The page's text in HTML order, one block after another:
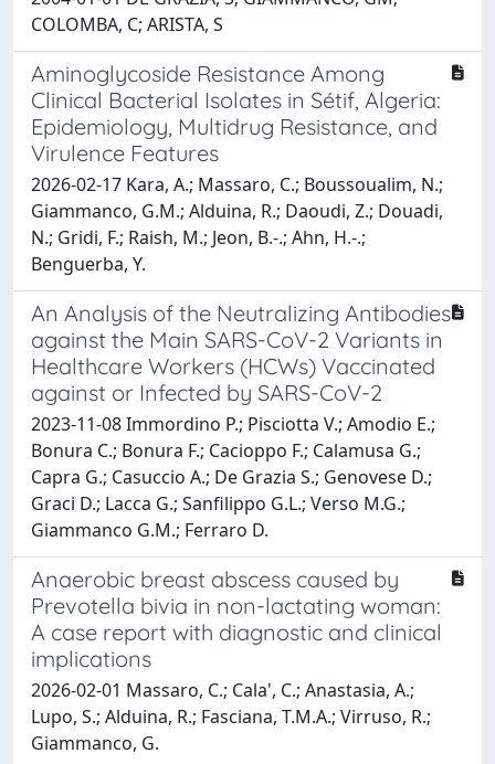
COLOMBA, C; ARISTA, S
Aminoglycoside Resistance Among
Clinical Bacterial Isolates in Sétif, Algeria:
Epidemiology, Multidrug Resistance, and
Virulence Features
2026-02-17 Kara, A.; Massaro, C.; Boussoualim, N.;
Giammanco, G.M.; Alduina, R.; Daoudi, Z.; Douadi,
N.; Gridi, F.; Raish, M.; Jeon, B.-.; Ahn, H.-.;
Benguerba, Y.
An Analysis of the Neutralizing Antibodies
against the Main SARS-CoV-2 Variants in
Healthcare Workers (HCWs) Vaccinated
against or Infected by SARS-CoV-2
2023-11-08 Immordino P.; Pisciotta V.; Amodio E.;
Bonura C.; Bonura F.; Cacioppo F.; Calamusa G.;
Capra G.; Casuccio A.; De Grazia S.; Genovese D.;
Graci D.; Lacca G.; Sanfilippo G.L.; Verso M.G.;
Giammanco G.M.; Ferraro D.
Anaerobic breast abscess caused by
Prevotella bivia in non-lactating woman:
A case report with diagnostic and clinical
implications
2026-02-01 Massaro, C.; Cala', C.; Anastasia, A.;
Lupo, S.; Alduina, R.; Fasciana, T.M.A.; Virruso, R.;
Giammanco, G.